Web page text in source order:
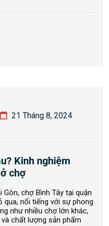
21 Tháng 8, 2024
Kinh nghiệm
chợ
chợ Bình Tây tại quận
nổi tiếng với sự phong
như nhiều chợ lớn khác,
chất lượng sản phẩm